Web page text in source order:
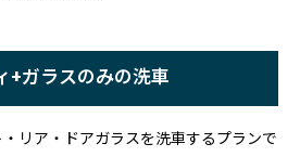
+ガラスのみの洗車
リア・ドアガラスを洗車するプランで